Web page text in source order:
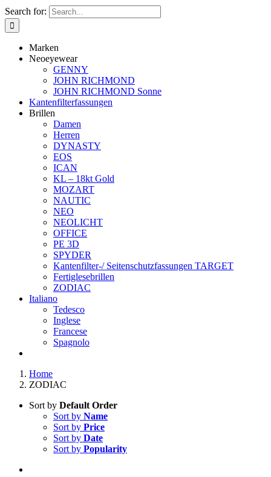
Search for:
Marken
Neoeyewear
GENNY
JOHN RICHMOND
JOHN RICHMOND Sonne
Kantenfilterfassungen
Brillen
Damen
Herren
DYNASTY
EOS
ICAN
KL – 18kt Gold
MOZART
NAUTIC
NEO
NEOLICHT
OFFICE
PE 3D
SPYDER
Kantenfilter-/ Seitenschutzfassungen TARGET
Fertiglesebrillen
ZODIAC
Italiano
Tedesco
Inglese
Francese
Spagnolo
Home
ZODIAC
Sort by Default Order
Sort by Name
Sort by Price
Sort by Date
Sort by Popularity